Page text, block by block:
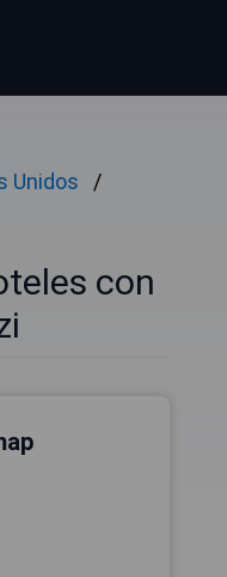
Unidos
con